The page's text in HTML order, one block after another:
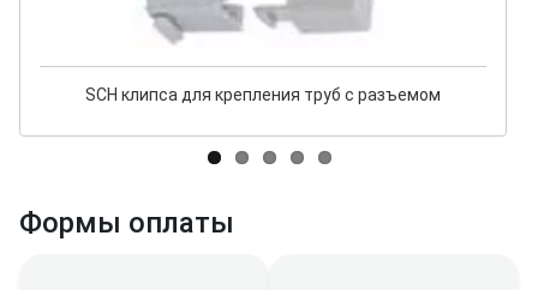
SCH клипса для крепления труб с разъемом
Формы оплаты